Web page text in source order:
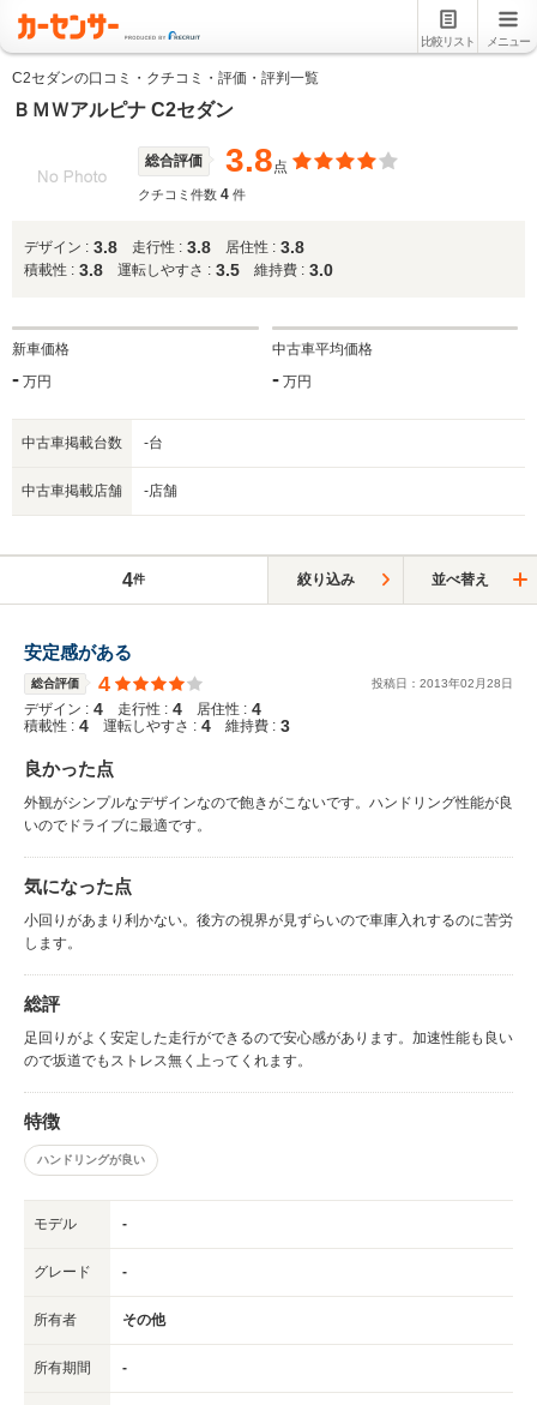
比較リスト メニュー
C2セダンの口コミ・クチコミ・評価・評判一覧
ＢＭＷアルピナ C2セダン
総合評価 3.8点
クチコミ件数 4 件
デザイン : 3.8 走行性 : 3.8 居住性 : 3.8
積載性 : 3.8 運転しやすさ : 3.5 維持費 : 3.0
新車価格
- 万円
中古車平均価格
-万円
中古車掲載台数 -台
中古車掲載店舗 -店舗
4件 絞り込み 並べ替え
安定感がある
総合評価 4 投稿日： 2013年02 月28日
デザイン : 4 走行性 : 4 居住性 : 4
積載性 : 4 運転しやすさ : 4 維持費 : 3
良かった点
外観がシンプルなデザインなので飽きがこないです。ハンドリング性能が良
いのでドライブに最適です。
気になった点
小回りがあまり利かない。後方の視界が見ずらいので車庫入れするのに苦労
します。
総評
足回りがよく安定した走行ができるので安心感があります。加速性能も良い
ので坂道でもストレス無く上ってくれます。
特徴
ハンドリングが良い
モデル -
グレード -
所有者 その他
所有期間 -